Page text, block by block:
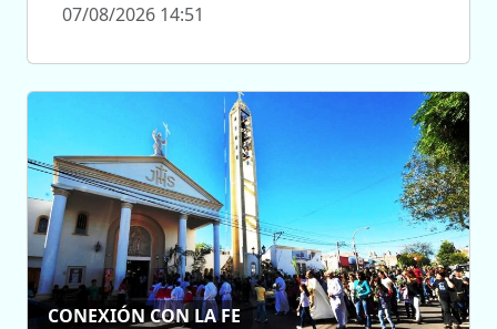
07/08/2026 14:51
CONEXIÓN CON LA FE